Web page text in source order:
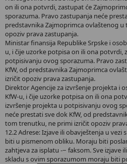
on ili ona potvrdi, zastupat će
sporazuma. Pravo zastupanja neće
predstavnika Zajmoprimca ovlaštenog
opoziv prava zastupanja.
Ministar finansija Republike Srpske i
u, i čije uzorke potpisa on ili ona potvrdi,
potpisivanju ovog sporazuma. Pravo
KfW, od predstavnika Zajmoprimca
izričit opoziv prava zastupanja.
Direktor Agencije za izvršenje projekta i
KfW-u, i čije uzorke potpisa on ili ona
izvršenje projekta u potpisivanju ovog
neće prestati sve dok KfW, od
tom trenutku, ne primi izričit opoziv
12.2 Adrese: Izjave ili obavještenja u
biti u pismenom obliku. Moraju biti
zahtjeva za isplatu -− faksom. Sve izjave
skladu s ovim sporazumom moraju biti